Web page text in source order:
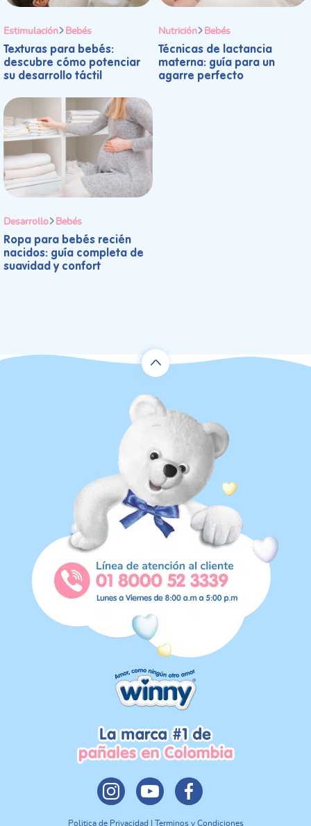
Estimulación Bebés
Texturas para bebés:
descubre cómo potenciar
su desarrollo táctil
Nutrición Bebés
Técnicas de lactancia
materna: guía para un
agarre perfecto
Desarrollo Bebés
Ropa para bebés recién
nacidos: guía completa de
suavidad y confort
Politica de Privacidad | Terminos y Condiciones